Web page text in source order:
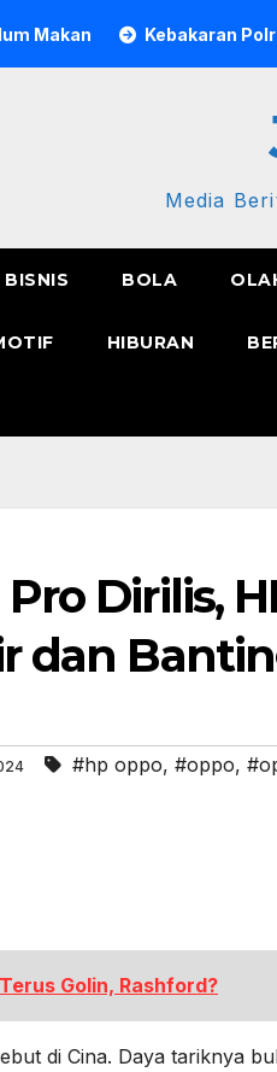
Kebakaran Polres Metro
Media
BISNIS BOLA
HIBURAN
Dirilis,
dan
#hp oppo, #oppo,
Golin, Rashford?
di Cina. Daya tariknya